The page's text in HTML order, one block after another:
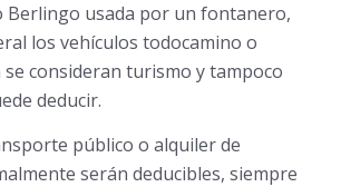
usada por un fontanero,
los vehículos todocamino o
consideran turismo y tampoco
deducir.
público o alquiler de
serán deducibles, siempre